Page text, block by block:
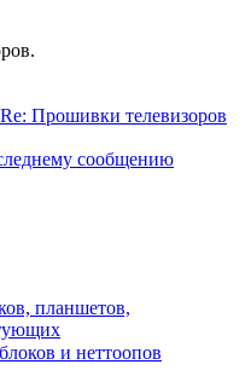
Re: Прошивки телевизоров
сообщению
планшетов,
и неттоопов